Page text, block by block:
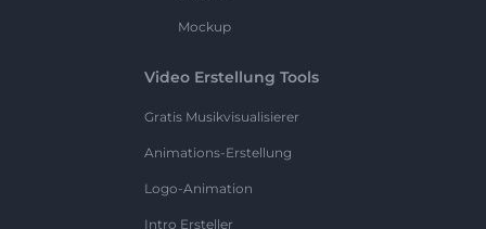
Mockup
Video Erstellung Tools
Gratis Musikvisualisierer
Animations-Erstellung
Logo-Animation
Intro Ersteller